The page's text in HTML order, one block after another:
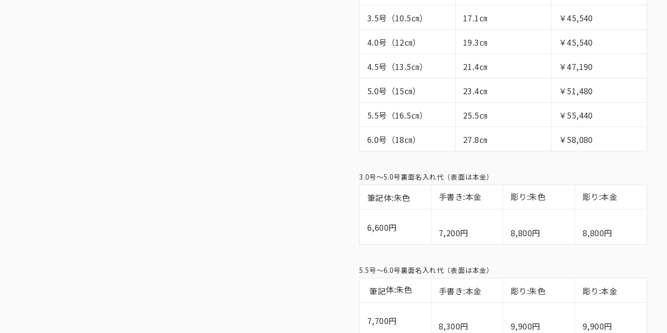
3.5号（10.5㎝） 17.1㎝ ￥45,540
4.0号（12㎝） 19.3㎝ ￥45,540
4.5号（13.5㎝） 21.4㎝ ￥47,190
5.0号（15㎝） 23.4㎝ ￥51,480
5.5号（16.5㎝） 25.5㎝ ￥55,440
6.0号（18㎝） 27.8㎝ ￥58,080
3.0号〜5.0号裏面名入れ代（表面は本金）
筆記体:朱色 手書き:本金 彫り:朱色 彫り:本金
6,600円 7,200円 8,800円 8,800円
5.5号〜6.0号裏面名入れ代（表面は本金）
筆記体:朱色 手書き:本金 彫り:朱色 彫り:本金
7,700円 8,300円 9,900円 9,900円